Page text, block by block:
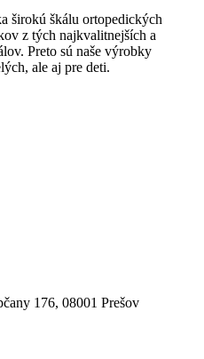
širokú škálu ortopedických
z tých najkvalitnejších a
Preto sú naše výrobky
ale aj pre deti.
176, 08001 Prešov